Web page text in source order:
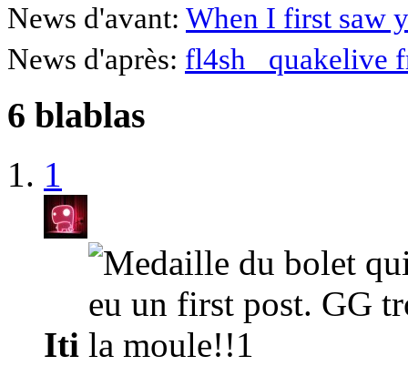
News d'avant: When I first saw
News d'après: fl4sh_ quakelive
6 blablas
1
Iti